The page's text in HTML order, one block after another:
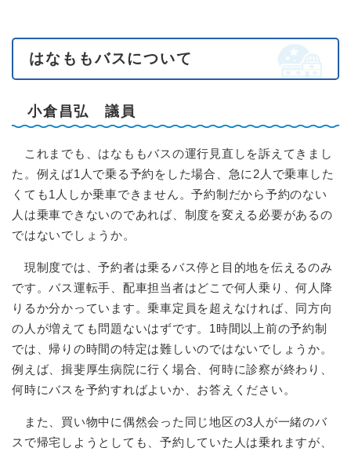
はなももバスについて
小倉昌弘 議員
これまでも、はなももバスの運行見直しを訴えてきまし
た。例えば1人で乗る予約をした場合、急に2人で乗車した
くても1人しか乗車できません。予約制だから予約のない
人は乗車できないのであれば、制度を変える必要があるの
ではないでしょうか。
現制度では、予約者は乗るバス停と目的地を伝えるのみ
です。バス運転手、配車担当者はどこで何人乗り、何人降
りるか分かっています。乗車定員を超えなければ、同方向
の人が増えても問題ないはずです。1時間以上前の予約制
では、帰りの時間の特定は難しいのではないでしょうか。
例えば、揖斐厚生病院に行く場合、何時に診察が終わり、
何時にバスを予約すればよいか、お答えください。
また、買い物中に偶然会った同じ地区の3人が一緒のバ
スで帰宅しようとしても、予約していた人は乗れますが、